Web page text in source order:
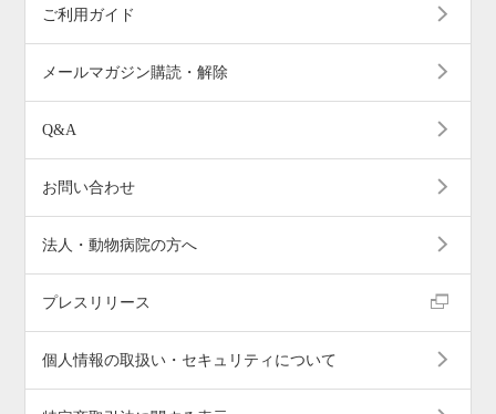
ご利用ガイド
メールマガジン購読・解除
Q&A
お問い合わせ
法人・動物病院の方へ
プレスリリース
個人情報の取扱い・セキュリティについて